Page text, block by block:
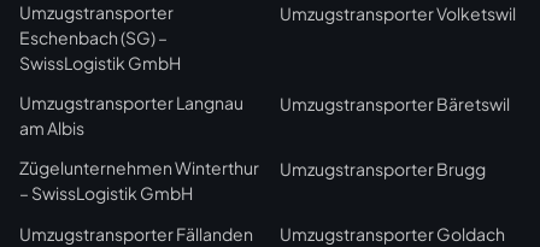
Umzugstransporter
Eschenbach (SG) –
SwissLogistik GmbH
Umzugstransporter Volketswil
Umzugstransporter Langnau
am Albis
Umzugstransporter Bäretswil
Zügelunternehmen Winterthur
– SwissLogistik GmbH
Umzugstransporter Brugg
Umzugstransporter Fällanden
Umzugstransporter Goldach
Optimized by Seraphinite Accelerator
Turns on site high speed to be attractive for people and search engines.